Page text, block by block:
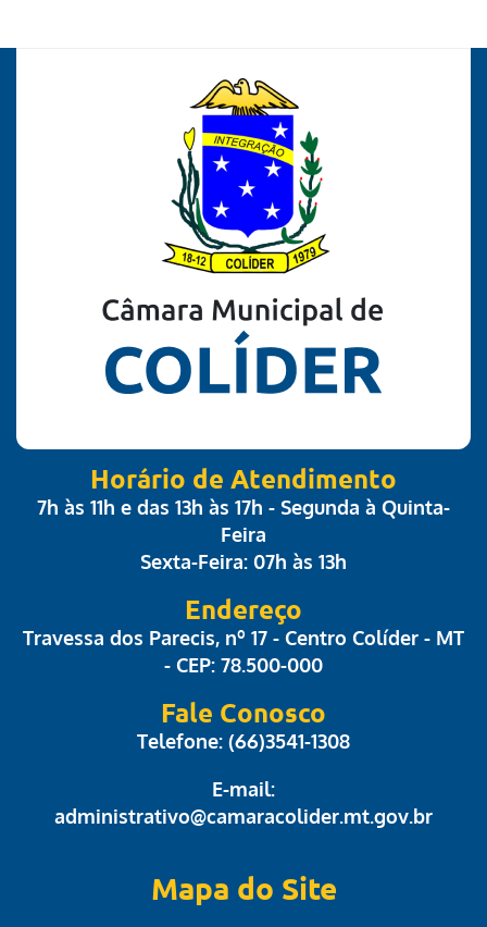
Horário de Atendimento
7h às 11h e das 13h às 17h - Segunda à Quinta-
Feira
Sexta-Feira: 07h às 13h
Endereço
Travessa dos Parecis, nº 17 - Centro Colíder - MT
- CEP: 78.500-000
Fale Conosco
Telefone: (66)3541-1308
E-mail:
administrativo@camaracolider.mt.gov.br
Mapa do Site